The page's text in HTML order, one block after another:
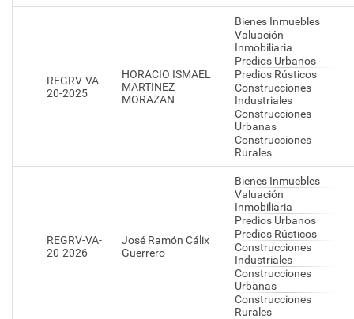
REGRV-VA-
20-2025
HORACIO ISMAEL
MARTINEZ
MORAZAN
Bienes Inmuebles
Valuación
Inmobiliaria
Predios Urbanos
Predios Rústicos
Construcciones
Industriales
Construcciones
Urbanas
Construcciones
Rurales
REGRV-VA-
20-2026
José Ramón Cálix
Guerrero
Bienes Inmuebles
Valuación
Inmobiliaria
Predios Urbanos
Predios Rústicos
Construcciones
Industriales
Construcciones
Urbanas
Construcciones
Rurales